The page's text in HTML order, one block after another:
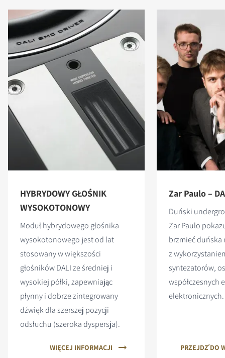
HYBRYDOWY GŁOŚNIK
WYSOKOTONOWY
Moduł hybrydowego głośnika
wysokotonowego jest od lat
stosowany w większości
głośników DALI ze średniej i
wysokiej półki, zapewniając
płynny i dobrze zintegrowany
dźwięk dla szerszej pozycji
odsłuchu (szeroka dyspersja).
WIĘCEJ INFORMACJI
Zar Paulo –
Duński
Zar Paulo
brzmieć duńska
z
syntezatorów,
współczesnych
elektronicznych.
PRZEJDŹ DO